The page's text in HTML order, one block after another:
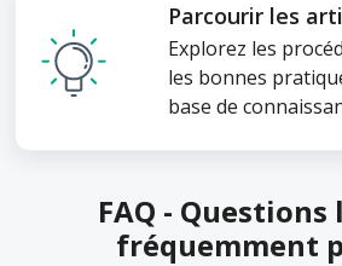
Parcourir les
Explorez les
les bonnes
base de
FAQ - Questions
fréquemment